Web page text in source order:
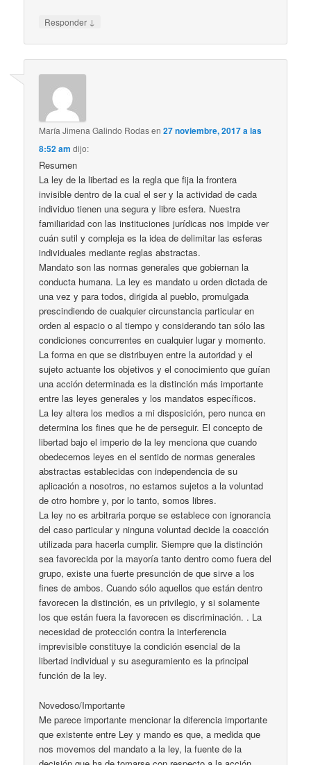
Responder ↓
María Jimena Galindo Rodasen27 noviembre, 2017 a las
8:52 am dijo:
Resumen
La ley de la libertad es la regla que fija la frontera
invisible dentro de la cual el ser y la actividad de cada
individuo tienen una segura y libre esfera. Nuestra
familiaridad con las instituciones jurídicas nos impide ver
cuán sutil y compleja es la idea de delimitar las esferas
individuales mediante reglas abstractas.
Mandato son las normas generales que gobiernan la
conducta humana. La ley es mandato u orden dictada de
una vez y para todos, dirigida al pueblo, promulgada
prescindiendo de cualquier circunstancia particular en
orden al espacio o al tiempo y considerando tan sólo las
condiciones concurrentes en cualquier lugar y momento.
La forma en que se distribuyen entre la autoridad y el
sujeto actuante los objetivos y el conocimiento que guían
una acción determinada es la distinción más importante
entre las leyes generales y los mandatos específicos.
La ley altera los medios a mi disposición, pero nunca en
determina los fines que he de perseguir. El concepto de
libertad bajo el imperio de la ley menciona que cuando
obedecemos leyes en el sentido de normas generales
abstractas establecidas con independencia de su
aplicación a nosotros, no estamos sujetos a la voluntad
de otro hombre y, por lo tanto, somos libres.
La ley no es arbitraria porque se establece con ignorancia
del caso particular y ninguna voluntad decide la coacción
utilizada para hacerla cumplir. Siempre que la distinción
sea favorecida por la mayoría tanto dentro como fuera del
grupo, existe una fuerte presunción de que sirve a los
fines de ambos. Cuando sólo aquellos que están dentro
favorecen la distinción, es un privilegio, y si solamente
los que están fuera la favorecen es discriminación. . La
necesidad de protección contra la interferencia
imprevisible constituye la condición esencial de la
libertad individual y su aseguramiento es la principal
función de la ley.
Novedoso/Importante
Me parece importante mencionar la diferencia importante
que existente entre Ley y mando es que, a medida que
nos movemos del mandato a la ley, la fuente de la